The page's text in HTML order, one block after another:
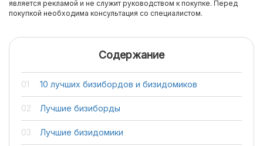
является рекламой и не служит руководством к покупке. Перед
покупкой необходима консультация со специалистом.
Содержание
10 лучших бизибордов и бизидомиков
Лучшие бизиборды
Лучшие бизидомики